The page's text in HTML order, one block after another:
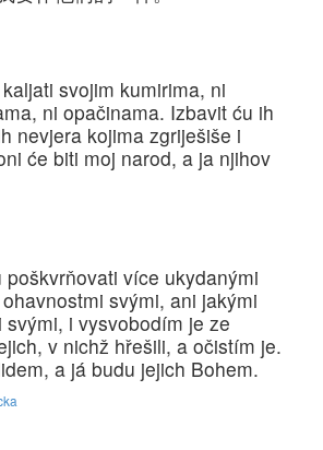
svojim kumirima, ni
ni opačinama. Izbavit ću ih
nevjera kojima zgriješiše i
će biti moj narod, a ja njihov
poškvrňovati více ukydanými
svými, ani jakými
svými, i vysvobodím je ze
v nichž hřešili, a očistím je.
a já budu jejich Bohem.